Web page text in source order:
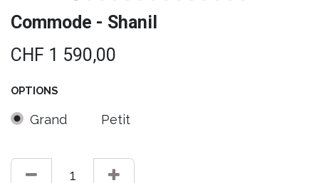
Commode - Shanil
CHF 1 590,00
OPTIONS
Grand Petit